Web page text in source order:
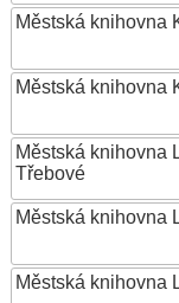
Městská knihovna
Městská knihovna
Městská knihovna
Třebové
Městská knihovna
Městská knihovna